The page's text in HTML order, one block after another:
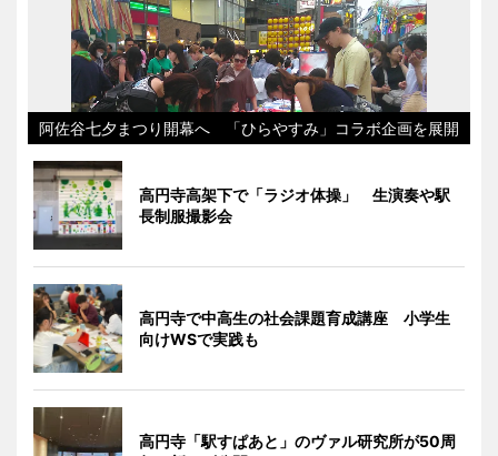
阿佐谷七夕まつり開幕へ 「ひらやすみ」コラボ企画を展開
高円寺高架下で「ラジオ体操」 生演奏や駅
長制服撮影会
高円寺で中高生の社会課題育成講座 小学生
向けWSで実践も
高円寺「駅すぱあと」のヴァル研究所が50周